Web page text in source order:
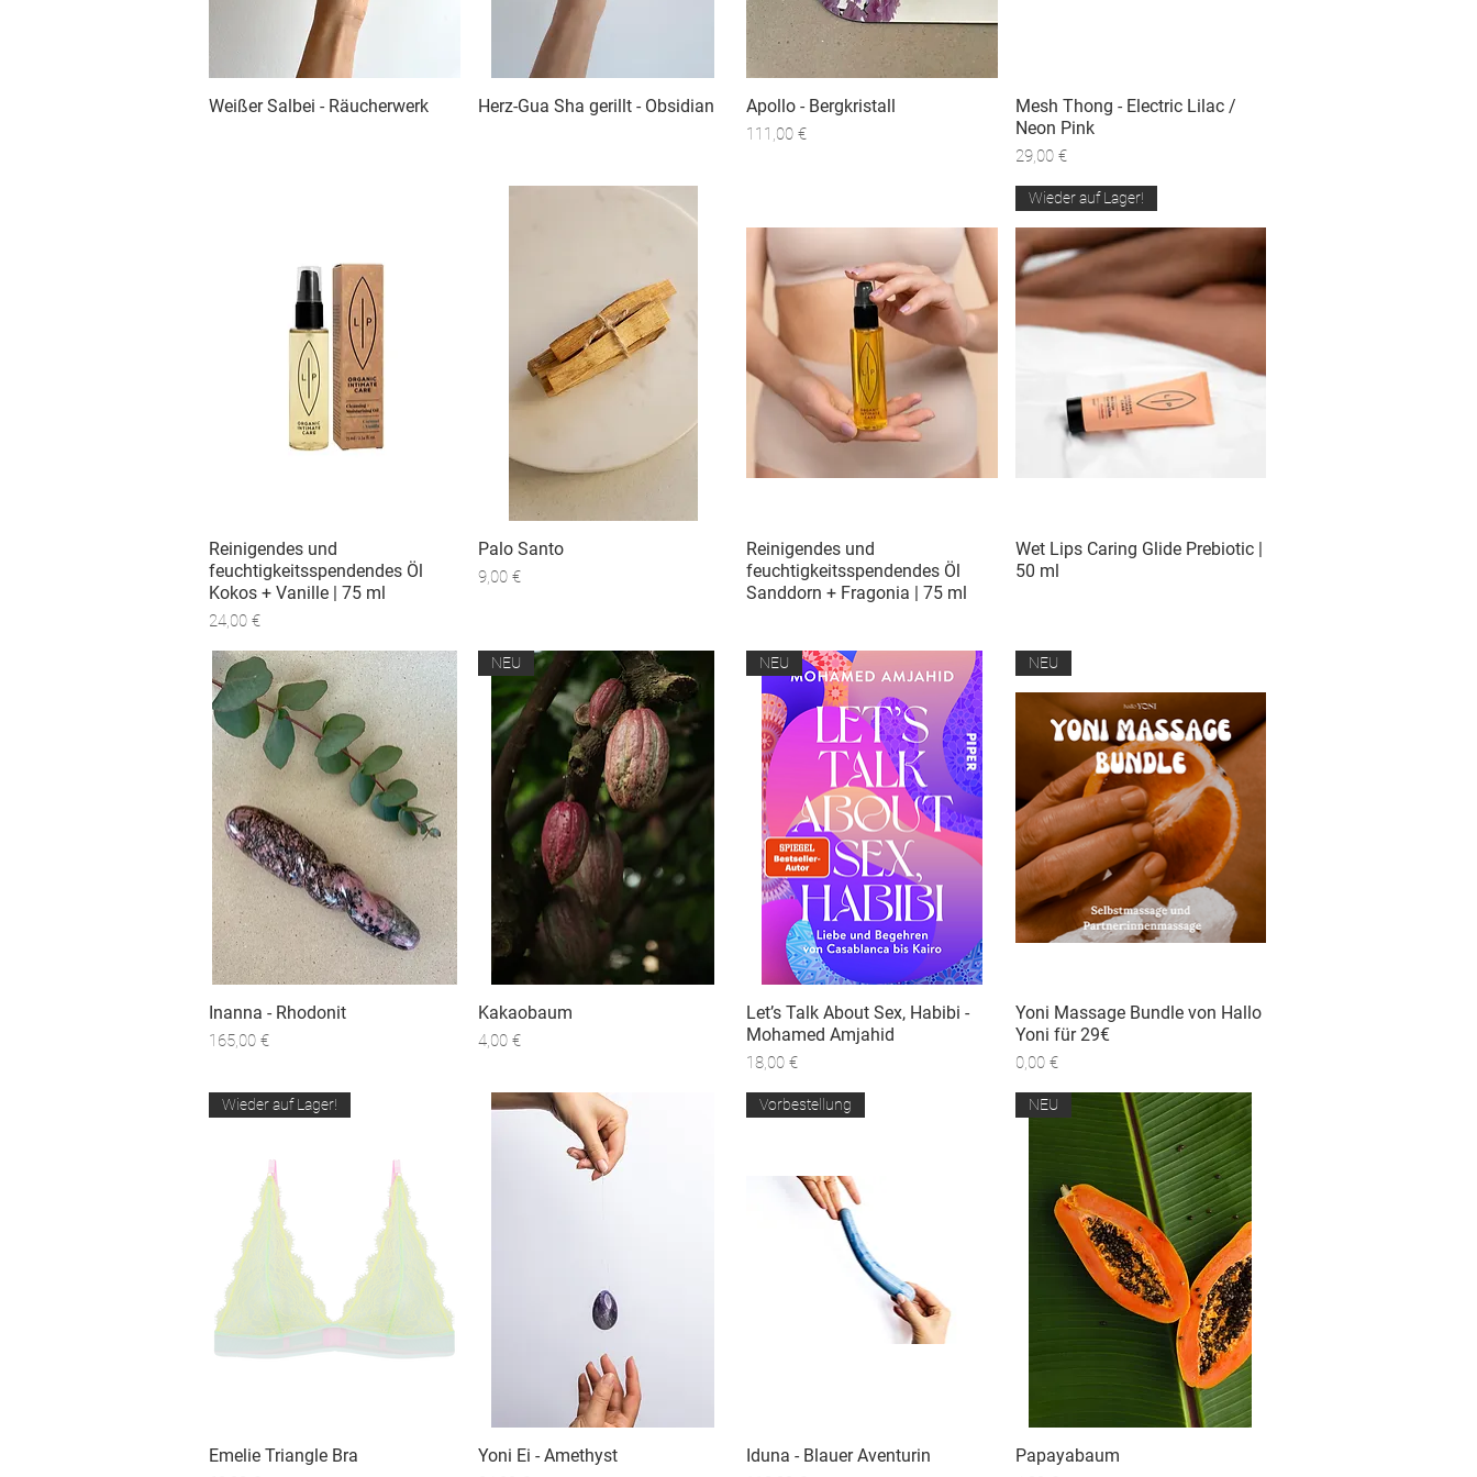
Schnellansicht
Weißer Salbei - Räucherwerk Schnellansicht
Herz-Gua Sha gerillt - Obsidian Schnellansicht
Apollo - Bergkristall
Preis
111,00 €
Schnellansicht
Mesh Thong - Electric Lilac /
Neon Pink
Preis
29,00 €
Schnellansicht
Reinigendes und
feuchtigkeitsspendendes Öl
Kokos + Vanille | 75 ml
Preis
24,00 €
Schnellansicht
Palo Santo
Preis
9,00 €
Schnellansicht
Reinigendes und
feuchtigkeitsspendendes Öl
Sanddorn + Fragonia | 75 ml
Schnellansicht
Wieder auf Lager!
Wet Lips Caring Glide Prebiotic |
50 ml
Schnellansicht
Inanna - Rhodonit
Preis
165,00 €
Schnellansicht
NEU
Kakaobaum
Preis
4,00 €
Schnellansicht
NEU
Let’s Talk About Sex, Habibi -
Mohamed Amjahid
Preis
18,00 €
Schnellansicht
NEU
Yoni Massage Bundle von Hallo
Yoni für 29€
Preis
0,00 €
Schnellansicht
Wieder auf Lager!
Emelie Triangle Bra Schnellansicht
Yoni Ei - Amethyst Schnellansicht
Vorbestellung
Iduna - Blauer Aventurin Schnellansicht
NEU
Papayabaum